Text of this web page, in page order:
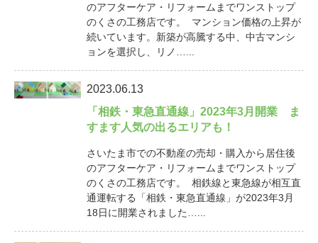
のアフターケア・リフォームまでワンストップ
のくさの工務店です。 マンション価格の上昇が
続いています。新築が高騰する中、中古マンシ
ョンを選択し、リノ…...
2023.06.13
「相鉄・東急直通線」2023年3月開業 ま
すます人気の出るエリアも！
さいたま市での不動産の売却・購入から居住後
のアフターケア・リフォームまでワンストップ
のくさの工務店です。 相鉄線と東急線が相互直
通運転する「相鉄・東急直通線」が2023年3月
18日に開業されました…...